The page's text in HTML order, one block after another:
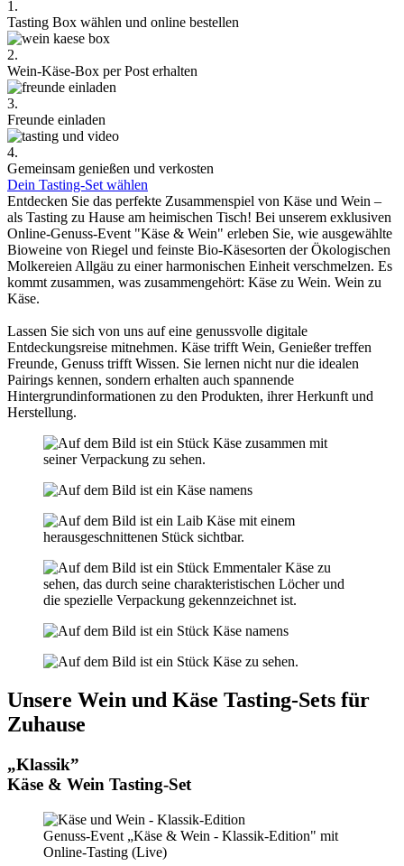
1.
Tasting Box wählen und online bestellen
2.
Wein-Käse-Box per Post erhalten
3.
Freunde einladen
4.
Gemeinsam genießen und verkosten
Dein Tasting-Set wählen
Entdecken Sie das perfekte Zusammenspiel von Käse und Wein –
als Tasting zu Hause am heimischen Tisch! Bei unserem exklusiven
Online-Genuss-Event "Käse & Wein" erleben Sie, wie ausgewählte
Bioweine von Riegel und feinste Bio-Käsesorten der Ökologischen
Molkereien Allgäu zu einer harmonischen Einheit verschmelzen. Es
kommt zusammen, was zusammengehört: Käse zu Wein. Wein zu
Käse.
Lassen Sie sich von uns auf eine genussvolle digitale
Entdeckungsreise mitnehmen. Käse trifft Wein, Genießer treffen
Freunde, Genuss trifft Wissen. Sie lernen nicht nur die idealen
Pairings kennen, sondern erhalten auch spannende
Hintergrundinformationen zu den Produkten, ihrer Herkunft und
Herstellung.
Unsere Wein und Käse Tasting-Sets für
Zuhause
„Klassik”
Käse & Wein Tasting-Set
Genuss-Event „Käse & Wein - Klassik-Edition" mit
Online-Tasting (Live)